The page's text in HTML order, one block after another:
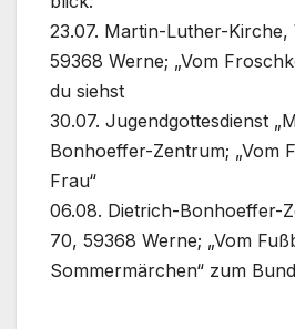
23.07. Martin-Luther-
59368 Wer­ne; „Vom
du siehst
30.07. Jugend­got­tes­dienst
Bonhoeffer-Zentrum; „Vom
Frau“
06.08. Dietrich-Bonhoeffer-
70, 59368 Wer­ne; „Vom
Som­mer­mär­chen“ zum